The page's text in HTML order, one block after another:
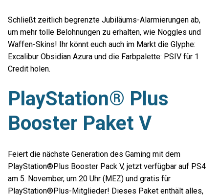
Schließt zeitlich begrenzte Jubiläums-Alarmierungen ab,
um mehr tolle Belohnungen zu erhalten, wie Noggles und
Waffen-Skins! Ihr könnt euch auch im Markt die Glyphe:
Excalibur Obsidian Azura und die Farbpalette: PSIV für 1
Credit holen.
PlayStation® Plus
Booster Paket V
Feiert die nächste Generation des Gaming mit dem
PlayStation®Plus Booster Pack V, jetzt verfügbar auf PS4
am 5. November, um 20 Uhr (MEZ) und gratis für
PlayStation®Plus-Mitglieder! Dieses Paket enthält alles,